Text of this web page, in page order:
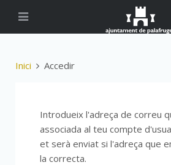
Inici Accedir
Introdueix l'adreça de correu
associada al teu compte
et serà enviat si l'adreça que
la correcta.